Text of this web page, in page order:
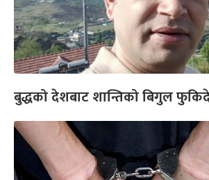
बुद्धको देशबाट शान्तिको बिगुल